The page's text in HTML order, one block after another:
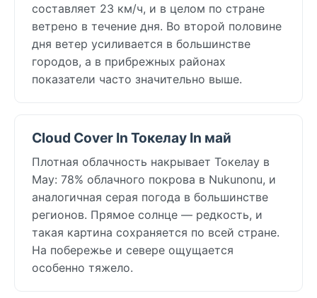
составляет 23 км/ч, и в целом по стране
ветрено в течение дня. Во второй половине
дня ветер усиливается в большинстве
городов, а в прибрежных районах
показатели часто значительно выше.
Cloud Cover In Токелау In май
Плотная облачность накрывает Токелау в
May: 78% облачного покрова в Nukunonu, и
аналогичная серая погода в большинстве
регионов. Прямое солнце — редкость, и
такая картина сохраняется по всей стране.
На побережье и севере ощущается
особенно тяжело.